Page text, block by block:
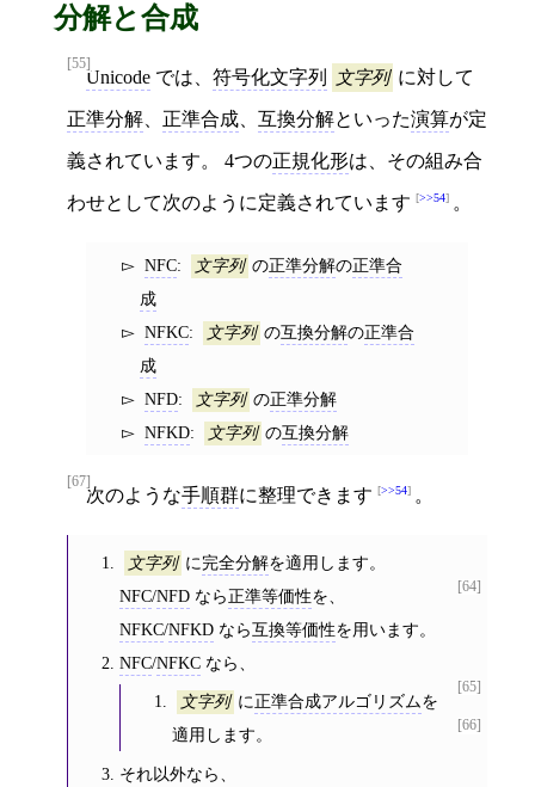
分解と合成
[55]
Unicode では、 符号化文字列 文字列 に対して
正準分解、 正準合成、 互換分解といった演算が定
義されています。 4つの正規化形は、その組み合
わせとして次のように定義されています >>54 。
NFC: 文字列 の正準分解の正準合
成
NFKC: 文字列 の互換分解の正準合
成
NFD: 文字列 の正準分解
NFKD: 文字列 の互換分解
[67]
次のような手順群に整理できます >>54 。
[64]
文字列 に完全分解を適用します。
NFC/NFD なら正準等価性を、
NFKC/NFKD なら互換等価性を用います。
[65]
NFC/NFKC なら、
[66]
文字列 に正準合成アルゴリズムを
適用します。
それ以外なら、